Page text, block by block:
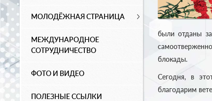
МОЛОДЁЖНАЯ СТРАНИЦА
МЕЖДУНАРОДНОЕ
СОТРУДНИЧЕСТВО
ФОТО И ВИДЕО
ПОЛЕЗНЫЕ ССЫЛКИ
были отданы
блокады.
Сегодня, в
благодарим